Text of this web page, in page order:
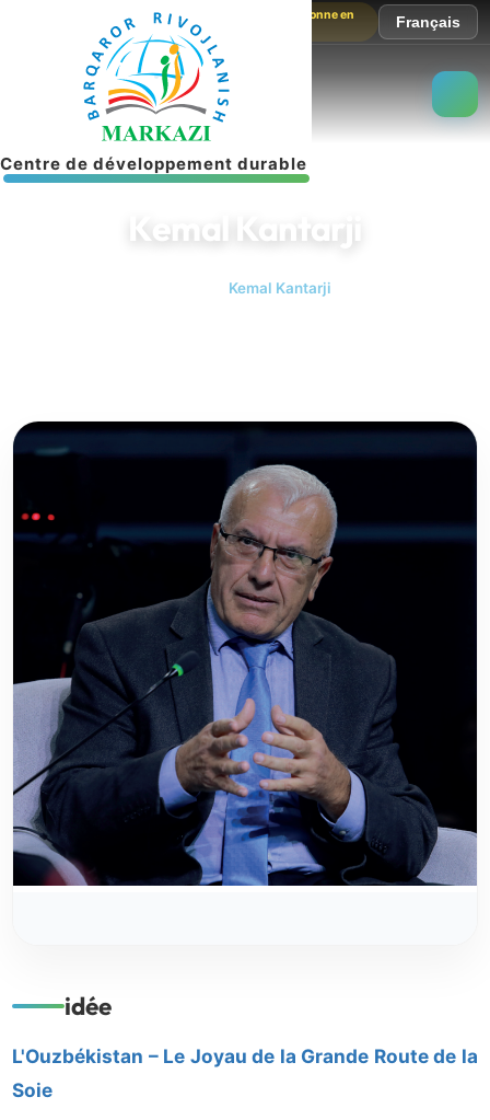
Centre de développement durable
Le site fonctionne en
Français
Kemal Kantarji
Kemal Kantarji
idée
L'Ouzbékistan – Le Joyau de la Grande Route de la
Soie